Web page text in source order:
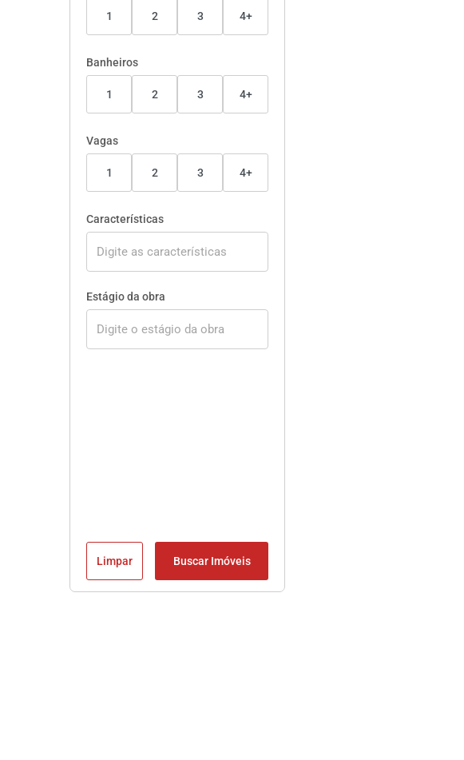
1 2 3 4+
Banheiros
1 2 3 4+
Vagas
1 2 3 4+
Características
Estágio da obra
Limpar Buscar Imóveis